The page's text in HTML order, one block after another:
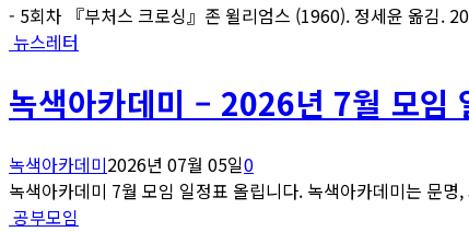
- 5회차 『부처스 크로싱』존 윌리엄스 (1960). 정세윤 옮김.
뉴스레터
녹색아카데미 – 2026년 7월 모임
녹색아카데미2026년 07월 05일0
녹색아카데미 7월 모임 일정표 올립니다. 녹색아카데미는 문명,
공부모임